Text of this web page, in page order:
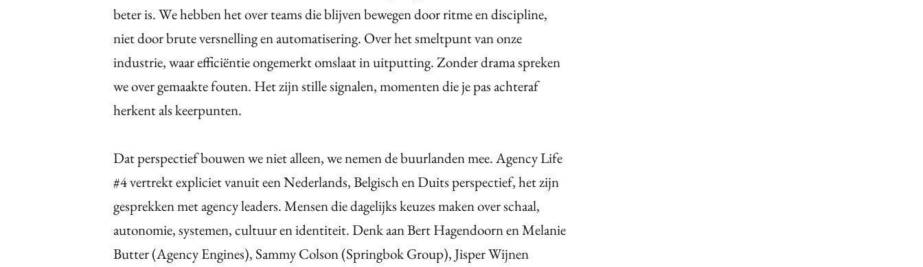
beter is. We hebben het over teams die blijven bewegen door ritme en discipline,
niet door brute versnelling en automatisering. Over het smeltpunt van onze
industrie, waar efficiëntie ongemerkt omslaat in uitputting. Zonder drama spreken
we over gemaakte fouten. Het zijn stille signalen, momenten die je pas achteraf
herkent als keerpunten.
Dat perspectief bouwen we niet alleen, we nemen de buurlanden mee. Agency Life
#4 vertrekt expliciet vanuit een Nederlands, Belgisch en Duits perspectief, het zijn
gesprekken met agency leaders. Mensen die dagelijks keuzes maken over schaal,
autonomie, systemen, cultuur en identiteit. Denk aan Bert Hagendoorn en Melanie
Butter (Agency Engines), Sammy Colson (Springbok Group), Jisper Wijnen